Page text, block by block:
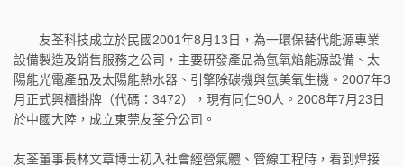
友荃科技成立於民國2001年8月13日，為一環保替代能源專業
設備製造及銷售服務之公司，主要研發產品為氫氧焰能源設備、太
陽能光電產品及太陽能熱水器、引擎除碳機與氫美氧生機。2007年3
月正式興櫃掛牌（代碼：3472），現有同仁90人。2008年7月23日
於中國大陸，成立東莞友荃分公司。
友荃董事長林文章博士初入社會經營氣體、管線工程時，看到焊接